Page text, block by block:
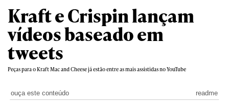
Kraft e Crispin lançam
vídeos baseado em
tweets
Peças para o Kraft Mac and Cheese já estão entre as mais assistidas no YouTube
ouça este conteúdo readme